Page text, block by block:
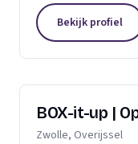
op een 5.
Bekijk profiel
BOX-it-up |
Zwolle, Overijssel